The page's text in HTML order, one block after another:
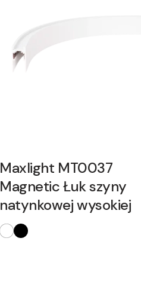
Maxlight MT0037
Magnetic Łuk szyny
natynkowej wysokiej